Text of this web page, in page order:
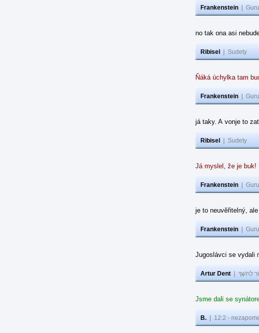
Frankenstein
no tak ona asi
Ribisel Sudety
Ňáká úchylka tam
Frankenstein
já taky. A vonje to
Ribisel Sudety
Já myslel, že je buk!
Frankenstein
je to neuvěřitelný,
Frankenstein
Jugoslávci se vydali
Artur Dent לְחֹשֶׁךְ
Jsme dali se
B. 12:2 -